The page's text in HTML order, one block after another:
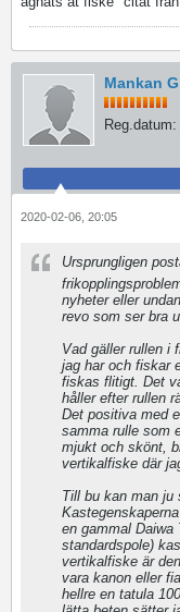
Mankan G
Reg.datum:
2020-02-06, 20:05
Ursprungligen
nyheter eller
revo som ser bra
Vad gäller rullen i
jag har och fiskar
fiskas flitigt. Det
håller efter rullen
Det positiva med
samma rulle som
mjukt och skönt,
vertikalfiske där
Till bu kan man ju
en gammal Daiwa
standardspole)
vertikalfiske är
vara kanon eller
hellre en tatula